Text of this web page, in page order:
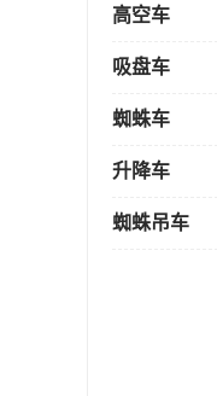
高空车
吸盘车
蜘蛛车
升降车
蜘蛛吊车